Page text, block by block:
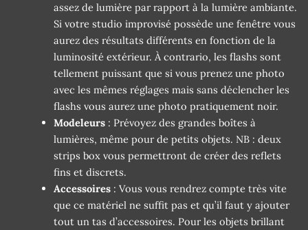
assez de lumière par rapport à la lumière ambiante.
Si votre studio improvisé possède une fenêtre vous
aurez des résultats différents en fonction de la
luminosité extérieur. À contrario, les flashs sont
tellement puissant que si vous prenez une photo
avec les mêmes réglages mais sans déclencher les
flashs vous aurez une photo pratiquement noir.
Modeleurs : Prévoyez des grandes boîtes à
lumières, même pour de petits objets. NB : deux
strips box vous permettront de créer des reflets
fins et discrets.
Accessoires : Vous vous rendrez compte très vite
que ce matériel ne suffit pas et qu’il faut y ajouter
tout un tas d’accessoires. Pour les objets brillant